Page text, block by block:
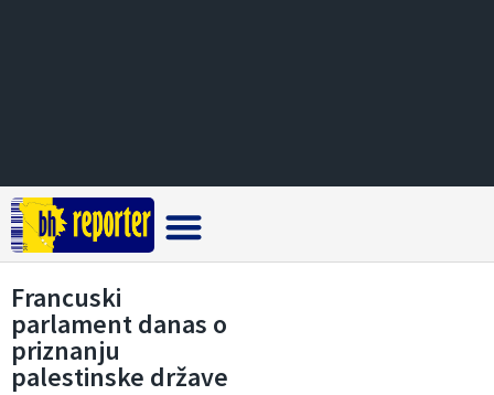
Francuski
parlament danas o
priznanju
palestinske države